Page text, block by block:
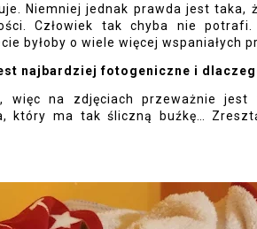
Niemniej jednak prawda jest taka,
Człowiek tak chyba nie
byłoby o wiele więcej wspaniałych
najbardziej fotogeniczne i
na zdjęciach przeważnie jest
który ma tak śliczną buźkę…